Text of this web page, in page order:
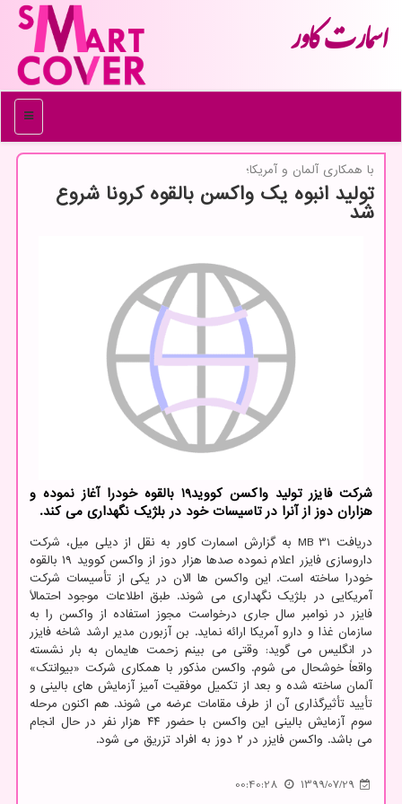
اسمارت كاور
منو
با همكاری آلمان و آمریكا؛
تولید انبوه یك واكسن بالقوه كرونا شروع
شد
شركت فایزر تولید واكسن كووید19 بالقوه خودرا آغاز نموده و
هزاران دوز از آنرا در تاسیسات خود در بلژیك نگهداری می كند.
دریافت 31 MB به گزارش اسمارت کاور به نقل از دیلی میل، شرکت
داروسازی فایزر اعلام نموده صدها هزار دوز از واکسن کووید ۱۹ بالقوه
خودرا ساخته است. این واکسن ها الان در یکی از تأسیسات شرکت
آمریکایی در بلژیک نگهداری می شوند. طبق اطلاعات موجود احتمالاً
فایزر در نوامبر سال جاری درخواست مجوز استفاده از واکسن را به
سازمان غذا و دارو آمریکا ارائه نماید. بن آزبورن مدیر ارشد شاخه فایزر
در انگلیس می گوید: وقتی می بینم زحمت هایمان به بار نشسته
واقعاً خوشحال می شوم. واکسن مذکور با همکاری شرکت «بیوانتک»
آلمان ساخته شده و بعد از تکمیل موفقیت آمیز آزمایش های بالینی و
تأیید تأثیرگذاری آن از طرف مقامات عرضه می شوند. هم اکنون مرحله
سوم آزمایش بالینی این واکسن با حضور ۴۴ هزار نفر در حال انجام
می باشد. واکسن فایزر در ۲ دوز به افراد تزریق می شود.
1399/07/29
00:40:28